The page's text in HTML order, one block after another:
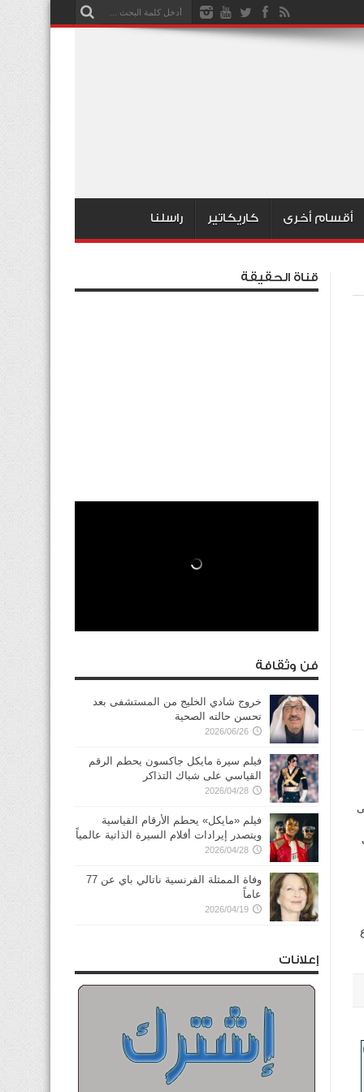
أقسام أخرى كاريكاتير راسلنا
قناة الحقيقة
فن وثقافة
خروج شادي الخليج من المستشفى بعد
تحسن حالته الصحية
2026/06/26
فيلم سيرة مايكل جاكسون يحطم الرقم
القياسي على شباك التذاكر
2026/04/28
فيلم «مايكل» يحطم الأرقام القياسية
ويتصدر إيرادات أفلام السيرة الذاتية عالمياً
2026/04/28
وفاة الممثلة الفرنسية ناتالي باي عن 77
عاماً
2026/04/19
إعلانات